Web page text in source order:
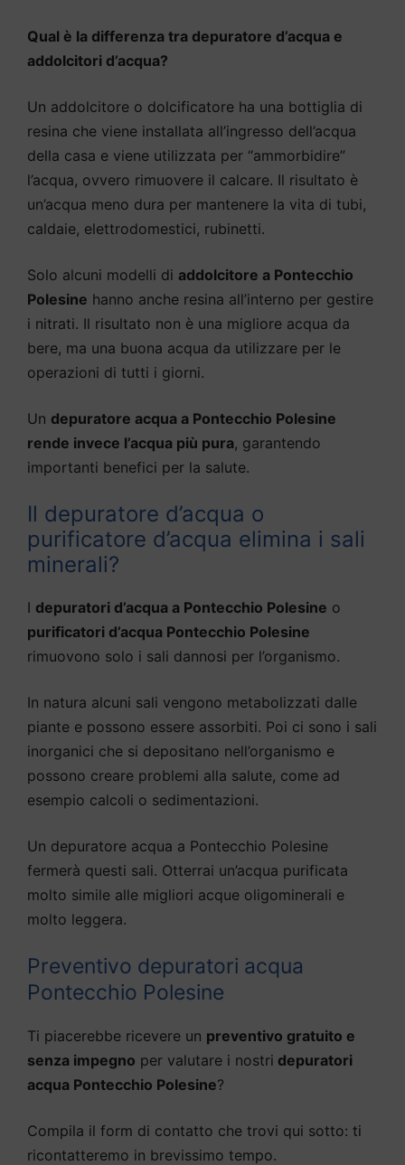
Qual è la differenza tra depuratore d’acqua e
addolcitori d’acqua?
Un addolcitore o dolcificatore ha una bottiglia di
resina che viene installata all’ingresso dell’acqua
della casa e viene utilizzata per “ammorbidire”
l’acqua, ovvero rimuovere il calcare. Il risultato è
un’acqua meno dura per mantenere la vita di tubi,
caldaie, elettrodomestici, rubinetti.
Solo alcuni modelli di addolcitore a Pontecchio
Polesine hanno anche resina all’interno per gestire
i nitrati. Il risultato non è una migliore acqua da
bere, ma una buona acqua da utilizzare per le
operazioni di tutti i giorni.
Un depuratore acqua a Pontecchio Polesine
rende invece l’acqua più pura, garantendo
importanti benefici per la salute.
Il depuratore d’acqua o
purificatore d’acqua elimina i sali
minerali?
I depuratori d’acqua a Pontecchio Polesine o
purificatori d’acqua Pontecchio Polesine
rimuovono solo i sali dannosi per l’organismo.
In natura alcuni sali vengono metabolizzati dalle
piante e possono essere assorbiti. Poi ci sono i sali
inorganici che si depositano nell’organismo e
possono creare problemi alla salute, come ad
esempio calcoli o sedimentazioni.
Un depuratore acqua a Pontecchio Polesine
fermerà questi sali. Otterrai un’acqua purificata
molto simile alle migliori acque oligominerali e
molto leggera.
Preventivo depuratori acqua
Pontecchio Polesine
Ti piacerebbe ricevere un preventivo gratuito e
senza impegno per valutare i nostri depuratori
acqua Pontecchio Polesine?
Compila il form di contatto che trovi qui sotto: ti
ricontatteremo in brevissimo tempo.